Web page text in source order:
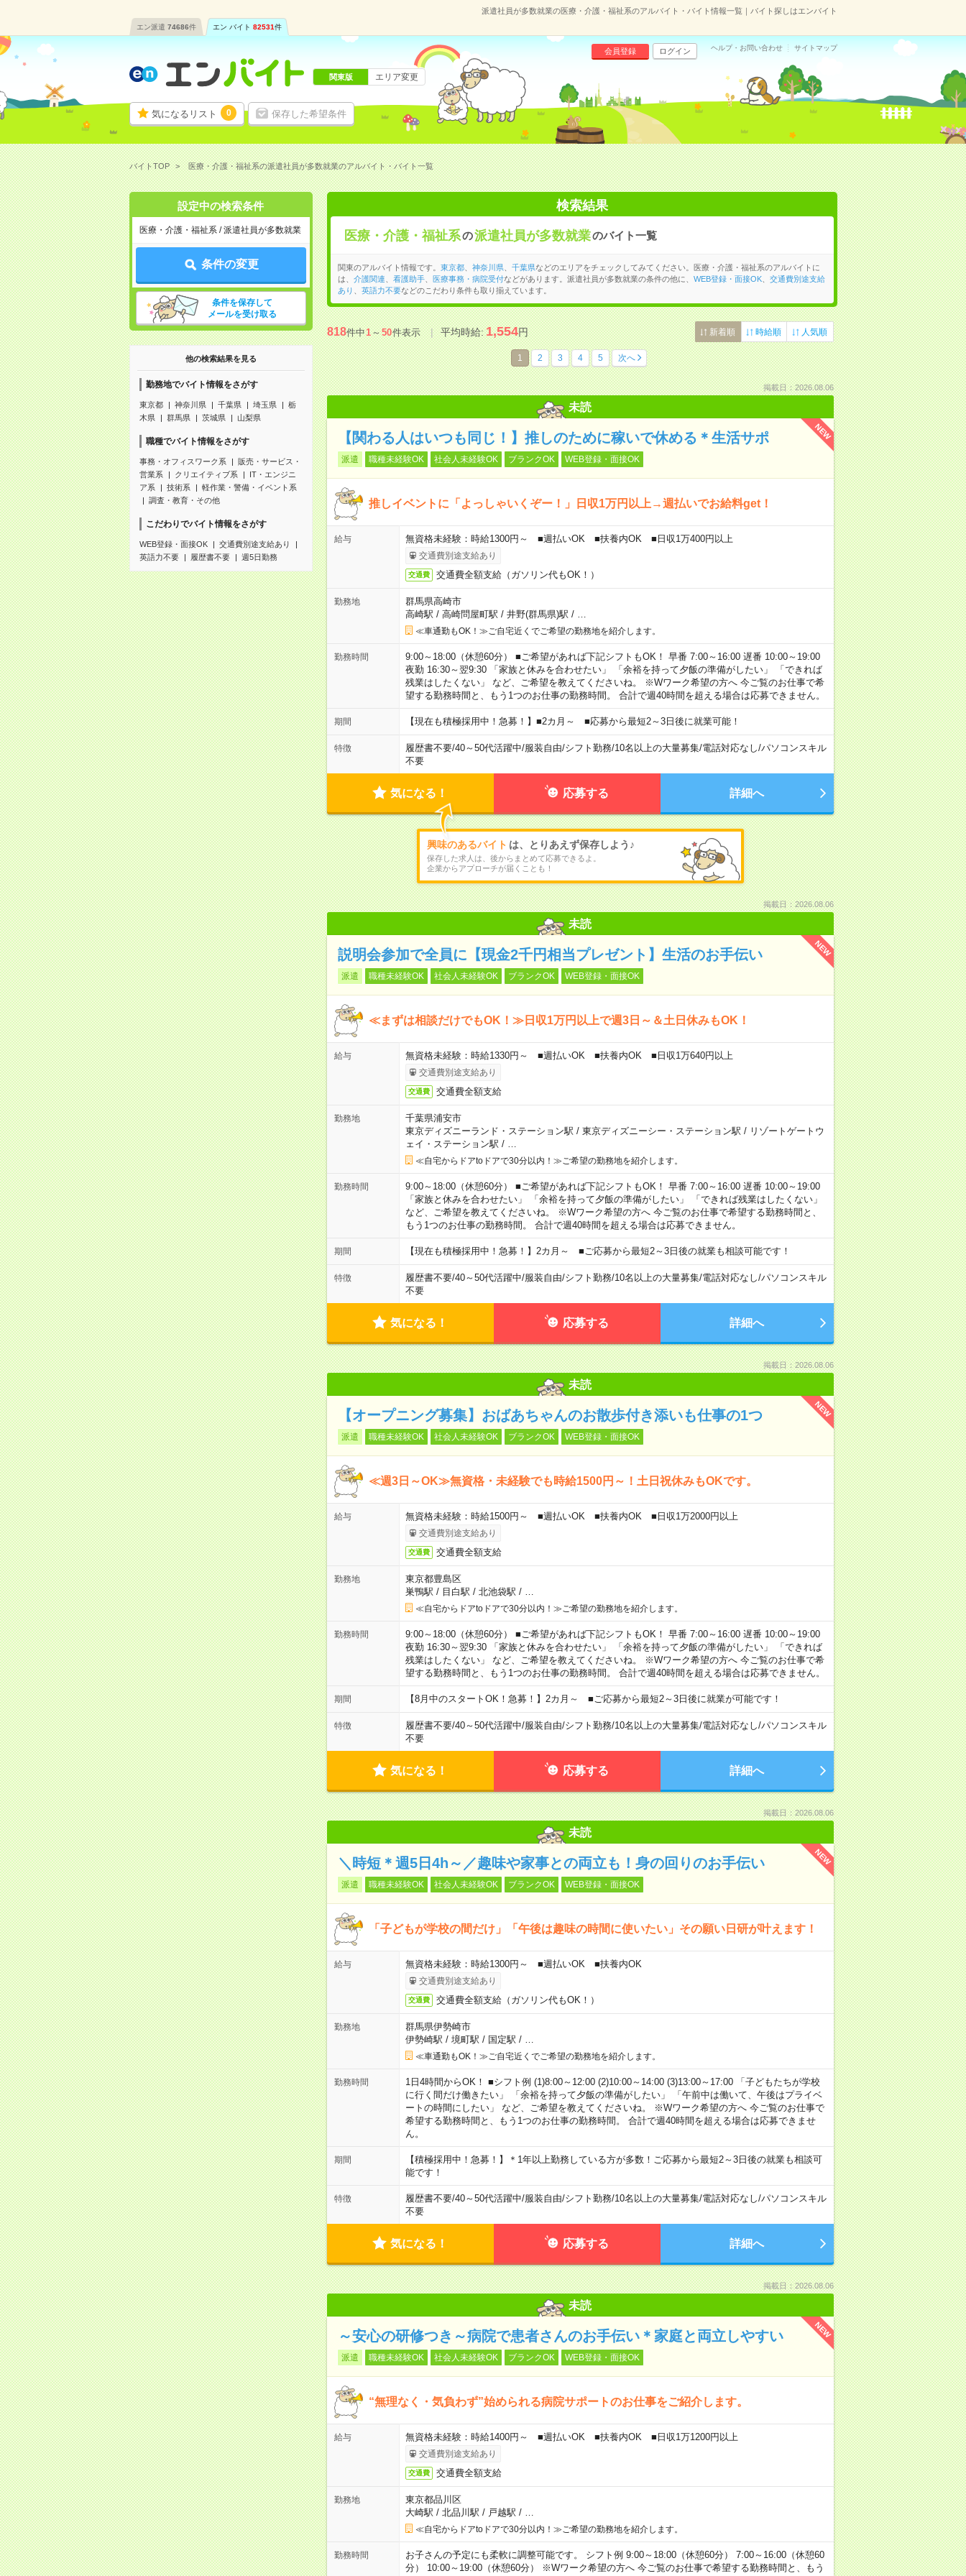
派遣社員が多数就業の医療・介護・福祉系のアルバイト・バイト情報一覧｜バイト探しはエンバイト
エン派遣 74686件 エン バイト 82531件
気になるリスト 0 保存した希望条件
会員登録 ログイン ヘルプ・お問い合わせ サイトマップ
関東版 エリア変更
バイトTOP 医療・介護・福祉系の派遣社員が多数就業のアルバイト・バイト一覧
設定中の検索条件
医療・介護・福祉系 / 派遣社員が多数就業
条件の変更
条件を保存して
メールを受け取る
他の検索結果を見る
勤務地でバイト情報をさがす
東京都 神奈川県 千葉県 埼玉県
栃
木県
群馬県 茨城県 山梨県
職種でバイト情報をさがす
事務・オフィスワーク系
販売・サービス・
営業系
クリエイティブ系
IT・エンジニ
ア系
技術系
軽作業・警備・イベント系
調査・教育・その他
こだわりでバイト情報をさがす
WEB登録・面接OK
交通費別途支給あり
英語力不要
履歴書不要 週5日勤務
検索結果
医療・介護・福祉系の派遣社員が多数就業のバイト一覧
関東のアルバイト情報です。 東京都、 神奈川県、 千葉県などのエリアをチェックしてみてください。医療・介護・福祉系のアルバイトに
は、 介護関連 看護助手、 医療事務・病院受付などがあります。派遣社員が多数就業の条件の他に、 WEB登録・面接OK、 交通費別途支給
あり
英語力不要などのこだわり条件も取り揃えています。
818件中1～50件表示 平均時給:1,554円 新着順 時給順 人気順
1 2 3 4 5 次へ
掲載日：2026.08.06
未読
NEW
【関わる人はいつも同じ！】推しのために稼いで休める＊生活サポ
派遣 職種未経験OK 社会人未経験OK ブランクOK WEB登録・面接OK
推しイベントに「よっしゃいくぞー！」日収1万円以上→週払いでお給料get！
給与 無資格未経験：時給1300円～ ■週払いOK ■扶養内OK ■日収1万400円以上
交通費別途支給あり
交通費 交通費全額支給（ガソリン代もOK！）
勤務地
群馬県高崎市
高崎駅 / 高崎問屋町駅 / 井野(群馬県)駅 /
≪車通勤もOK！≫ご自宅近くでご希望の勤務地を紹介します。
勤務時間
9:00～18:00（休憩60分） ■ご希望があれば下記シフトもOK！ 早番 7:00～16:00 遅番 10:00～19:00
夜勤 16:30～翌9:30 「家族と休みを合わせたい」 「余裕を持って夕飯の準備がしたい」 「できれば
残業はしたくない」 など、ご希望を教えてくださいね。 ※Wワーク希望の方へ 今ご覧のお仕事で希
望する勤務時間と、もう1つのお仕事の勤務時間。 合計で週40時間を超える場合は応募できません。
期間 【現在も積極採用中！急募！】■2カ月～ ■応募から最短2～3日後に就業可能！
特徴 履歴書不要/40～50代活躍中/服装自由/シフト勤務/10名以上の大量募集/電話対応なし/パソコンスキル
不要
気になる！ 応募する 詳細へ
興味のあるバイト は、とりあえず保存しよう♪
保存した求人は、後からまとめて応募できるよ。
企業からアプローチが届くことも！
掲載日：2026.08.06
未読
NEW
説明会参加で全員に【現金2千円相当プレゼント】生活のお手伝い
派遣 職種未経験OK 社会人未経験OK ブランクOK WEB登録・面接OK
≪まずは相談だけでもOK！≫日収1万円以上で週3日～＆土日休みもOK！
給与 無資格未経験：時給1330円～ ■週払いOK ■扶養内OK ■日収1万640円以上
交通費別途支給あり
交通費 交通費全額支給
勤務地
千葉県浦安市
東京ディズニーランド・ステーション駅 / 東京ディズニーシー・ステーション駅 / リゾートゲートウ
ェイ・ステーション駅 /
≪自宅からドアtoドアで30分以内！≫ご希望の勤務地を紹介します。
勤務時間
9:00～18:00（休憩60分） ■ご希望があれば下記シフトもOK！ 早番 7:00～16:00 遅番 10:00～19:00
「家族と休みを合わせたい」 「余裕を持って夕飯の準備がしたい」 「できれば残業はしたくない」
など、ご希望を教えてくださいね。 ※Wワーク希望の方へ 今ご覧のお仕事で希望する勤務時間と、
もう1つのお仕事の勤務時間。 合計で週40時間を超える場合は応募できません。
期間 【現在も積極採用中！急募！】2カ月～ ■ご応募から最短2～3日後の就業も相談可能です！
特徴 履歴書不要/40～50代活躍中/服装自由/シフト勤務/10名以上の大量募集/電話対応なし/パソコンスキル
不要
気になる！ 応募する 詳細へ
掲載日：2026.08.06
未読
NEW
【オープニング募集】おばあちゃんのお散歩付き添いも仕事の1つ
派遣 職種未経験OK 社会人未経験OK ブランクOK WEB登録・面接OK
≪週3日～OK≫無資格・未経験でも時給1500円～！土日祝休みもOKです。
給与 無資格未経験：時給1500円～ ■週払いOK ■扶養内OK ■日収1万2000円以上
交通費別途支給あり
交通費 交通費全額支給
勤務地
東京都豊島区
巣鴨駅 / 目白駅 / 北池袋駅 /
≪自宅からドアtoドアで30分以内！≫ご希望の勤務地を紹介します。
勤務時間
9:00～18:00（休憩60分） ■ご希望があれば下記シフトもOK！ 早番 7:00～16:00 遅番 10:00～19:00
夜勤 16:30～翌9:30 「家族と休みを合わせたい」 「余裕を持って夕飯の準備がしたい」 「できれば
残業はしたくない」 など、ご希望を教えてくださいね。 ※Wワーク希望の方へ 今ご覧のお仕事で希
望する勤務時間と、もう1つのお仕事の勤務時間。 合計で週40時間を超える場合は応募できません。
期間 【8月中のスタートOK！急募！】2カ月～ ■ご応募から最短2～3日後に就業が可能です！
特徴 履歴書不要/40～50代活躍中/服装自由/シフト勤務/10名以上の大量募集/電話対応なし/パソコンスキル
不要
気になる！ 応募する 詳細へ
掲載日：2026.08.06
未読
NEW
＼時短＊週5日4h～／趣味や家事との両立も！身の回りのお手伝い
派遣 職種未経験OK 社会人未経験OK ブランクOK WEB登録・面接OK
「子どもが学校の間だけ」「午後は趣味の時間に使いたい」その願い日研が叶えます！
給与 無資格未経験：時給1300円～ ■週払いOK ■扶養内OK
交通費別途支給あり
交通費 交通費全額支給（ガソリン代もOK！）
勤務地
群馬県伊勢崎市
伊勢崎駅 / 境町駅 / 国定駅 /
≪車通勤もOK！≫ご自宅近くでご希望の勤務地を紹介します。
勤務時間
1日4時間からOK！ ■シフト例 (1)8:00～12:00 (2)10:00～14:00 (3)13:00～17:00 「子どもたちが学校
に行く間だけ働きたい」 「余裕を持って夕飯の準備がしたい」 「午前中は働いて、午後はプライベ
ートの時間にしたい」 など、ご希望を教えてくださいね。 ※Wワーク希望の方へ 今ご覧のお仕事で
希望する勤務時間と、もう1つのお仕事の勤務時間。 合計で週40時間を超える場合は応募できませ
ん。
期間
【積極採用中！急募！】＊1年以上勤務している方が多数！ご応募から最短2～3日後の就業も相談可
能です！
特徴 履歴書不要/40～50代活躍中/服装自由/シフト勤務/10名以上の大量募集/電話対応なし/パソコンスキル
不要
気になる！ 応募する 詳細へ
掲載日：2026.08.06
未読
NEW
～安心の研修つき～病院で患者さんのお手伝い＊家庭と両立しやすい
派遣 職種未経験OK 社会人未経験OK ブランクOK WEB登録・面接OK
“無理なく・気負わず”始められる病院サポートのお仕事をご紹介します。
給与 無資格未経験：時給1400円～ ■週払いOK ■扶養内OK ■日収1万1200円以上
交通費別途支給あり
交通費 交通費全額支給
勤務地
東京都品川区
大崎駅 / 北品川駅 / 戸越駅 /
≪自宅からドアtoドアで30分以内！≫ご希望の勤務地を紹介します。
勤務時間
お子さんの予定にも柔軟に調整可能です。 シフト例 9:00～18:00（休憩60分） 7:00～16:00（休憩60
分） 10:00～19:00（休憩60分） ※Wワーク希望の方へ 今ご覧のお仕事で希望する勤務時間と、もう